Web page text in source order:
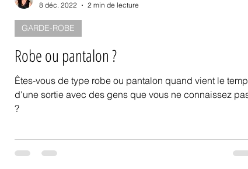
Robe ou pantalon ?
Êtes-vous de type robe ou pantalon quand vient le
d'une sortie avec des gens que vous ne connaissez
?
GARDE-ROBE
8 déc. 2022
2 min de lecture